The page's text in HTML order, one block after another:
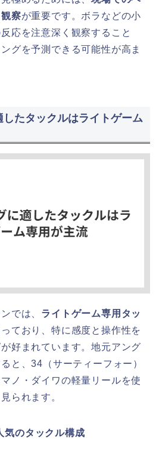
察が重要です。ボラなどの小
応を注意深く観察すること
グを予測できる可能性が高ま
たタックルはライトゲーム
では、 ライトゲーム専用タッ
ており、特に感度と操作性を
好まれています。地元アング
と、34（サーティーフォー）
ノ・ダイワの軽量リールを使
られます。
気のタックル構成